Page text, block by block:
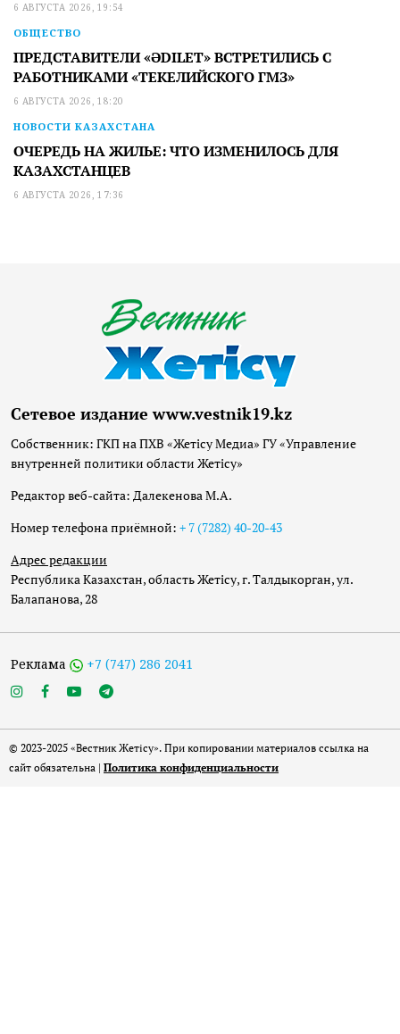
6 АВГУСТА 2026, 19:54
ОБЩЕСТВО
ПРЕДСТАВИТЕЛИ «ӘDILET» ВСТРЕТИЛИСЬ С
РАБОТНИКАМИ «ТЕКЕЛИЙСКОГО ГМЗ»
6 АВГУСТА 2026, 18:20
НОВОСТИ КАЗАХСТАНА
ОЧЕРЕДЬ НА ЖИЛЬЕ: ЧТО ИЗМЕНИЛОСЬ ДЛЯ
КАЗАХСТАНЦЕВ
6 АВГУСТА 2026, 17:36
Сетевое издание www.vestnik19.kz
Собственник: ГКП на ПХВ «Жетісу Медиа» ГУ «Управление
внутренней политики области Жетісу»
Редактор веб-сайта: Далекенова М.А.
Номер телефона приёмной: + 7 (7282) 40-20-43
Адрес редакции
Республика Казахстан, область Жетісу, г. Талдыкорган, ул.
Балапанова, 28
Реклама +7 (747) 286 2041
© 2023-2025 «Вестник Жетісу». При копировании материалов ссылка на
сайт обязательна | Политика конфиденциальности